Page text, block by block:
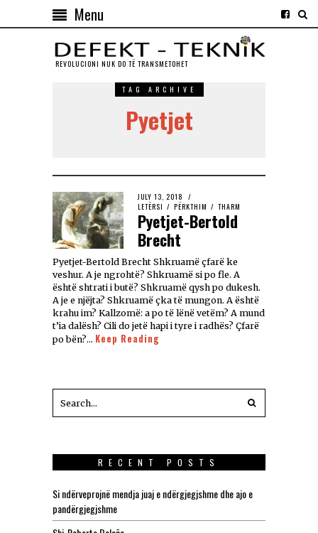
Menu
REVOLUCIONI NUK DO TЁ TRANSMETOHET
TAG ARCHIVE
Pyetjet
JULY 13, 2018
LETËRSI / PËRKTHIM / THARM
Pyetjet-Bertold
Brecht
Pyetjet-Bertold Brecht Shkruamë çfarë ke
veshur. A je ngrohtë? Shkruamë si po fle. A
është shtrati i butë? Shkruamë qysh po dukesh.
A je e njëjta? Shkruamë çka të mungon. A është
krahu im? Kallzomë: a po të lënë vetëm? A mund
t’ia dalësh? Cili do jetë hapi i tyre i radhës? Çfarë
po bën?… Keep Reading
RECENT POSTS
Si ndërveprojnë mendja juaj e ndërgjegjshme dhe ajo e
pandërgjegjshme